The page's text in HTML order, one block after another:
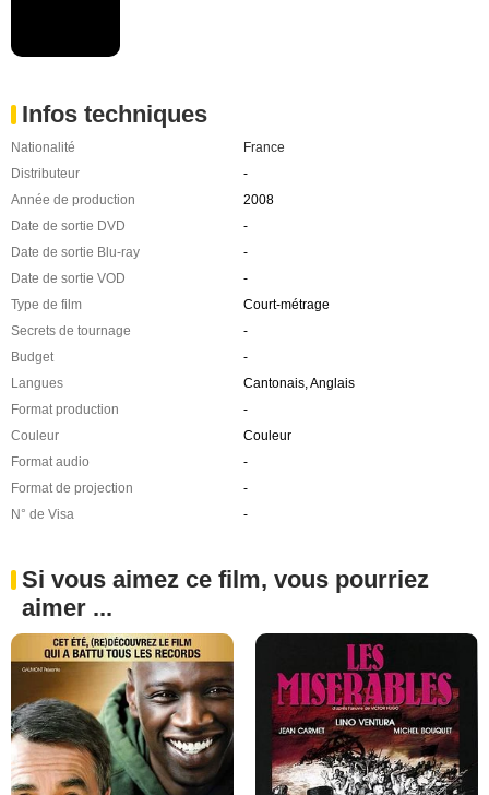
Infos techniques
Nationalité
France
Distributeur
-
Année de production
2008
Date de sortie DVD
-
Date de sortie Blu-ray
-
Date de sortie VOD
-
Type de film
Court-métrage
Secrets de tournage
-
Budget
-
Langues
Cantonais, Anglais
Format production
-
Couleur
Couleur
Format audio
-
Format de projection
-
N° de Visa
-
Si vous aimez ce film, vous pourriez
aimer ...